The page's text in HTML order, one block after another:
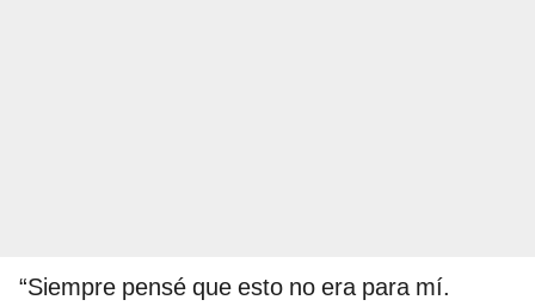
“Siempre pensé que esto no era para mí.